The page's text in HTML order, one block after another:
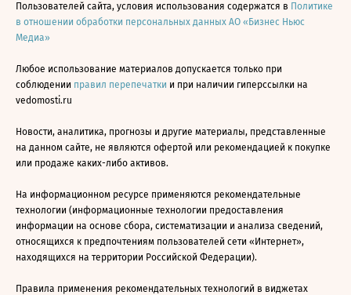
Пользователей сайта, условия использования содержатся в Политике
в отношении обработки персональных данных АО «Бизнес Ньюс
Медиа»
Любое использование материалов допускается только при
соблюдении правил перепечатки и при наличии гиперссылки на
vedomosti.ru
Новости, аналитика, прогнозы и другие материалы, представленные
на данном сайте, не являются офертой или рекомендацией к покупке
или продаже каких-либо активов.
На информационном ресурсе применяются рекомендательные
технологии (информационные технологии предоставления
информации на основе сбора, систематизации и анализа сведений,
относящихся к предпочтениям пользователей сети «Интернет»,
находящихся на территории Российской Федерации).
Правила применения рекомендательных технологий в виджетах